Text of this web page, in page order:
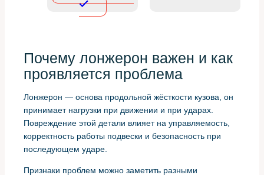
Почему лонжерон важен и как
проявляется проблема
Лонжерон — основа продольной жёсткости кузова, он
принимает нагрузки при движении и при ударах.
Повреждение этой детали влияет на управляемость,
корректность работы подвески и безопасность при
последующем ударе.
Признаки проблем можно заметить разными